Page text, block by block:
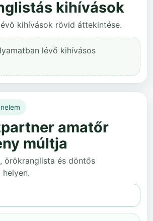
kihívások
kihívások rövid áttekintése.
lévő kihívásos
amatőr
múltja
örökranglista és döntős